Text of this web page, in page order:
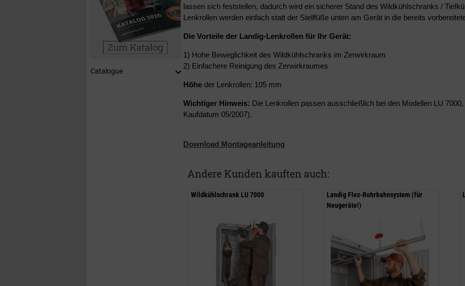
Catalogue
lassen sich feststellen, dadurch wird ein sicherer Stand des Wildkühlschranks /
Lenkrollen werden einfach statt der Stellfüße unten am Gerät in die bereits
Die Vorteile der Landig-Lenkrollen für Ihr Gerät:
1) Hohe Beweglichkeit des Wildkühlschranks im Zerwirkraum
2) Einfachere Reinigung des Zerwirkraumes
Höhe der Lenkrollen: 105 mm
Wichtiger Hinweis: Die Lenkrollen passen ausschließlich bei den Modellen LU
Kaufdatum 05/2007).
Download Montageanleitung
Andere Kunden kauften auch:
Wildkühlschrank LU 7000
Landig Flex-Rohrbahnsystem (für
Neugeräte!)